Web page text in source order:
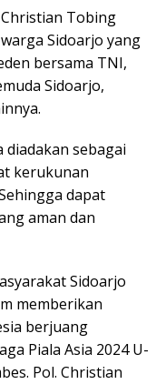
Tobing
Sidoarjo yang
bersama TNI,
Sidoarjo,
sebagai
kerukunan
dapat
aman dan
Sidoarjo
memberikan
berjuang
Piala Asia 2024 U-
Pol. Christian